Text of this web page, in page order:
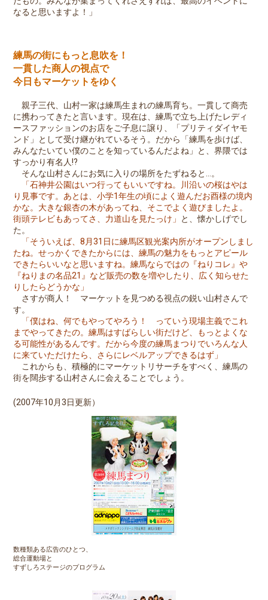
なると思いますよ！」
練馬の街にもっと息吹を！
一貫した商人の視点で
今日もマーケットをゆく
親子三代、山村一家は練馬生まれの練馬育ち。一貫して商売
に携わってきたと言います。現在は、練馬で立ち上げたレディ
ースファッションのお店をご子息に譲り、「プリティダイヤモ
ンド」として受け継がれているそう。だから「練馬を歩けば、
みんなたいてい僕のことを知っているんだよね」と、界隈では
すっかり有名人!?
そんな山村さんにお気に入りの場所をたずねると…。
「石神井公園はいつ行ってもいいですね。川沿いの桜はやは
り見事です。あとは、小学1年生の頃によく遊んだお酉様の境内
かな。大きな銀杏の木があってね、そこでよく遊びましたよ。
街頭テレビもあってさ、力道山を見たっけ」 と、懐かしげでし
た。
「そういえば、8月31日に練馬区観光案内所がオープンしまし
たね。せっかくできたからには、練馬の魅力をもっとアピール
できたらいいなと思いますね。練馬ならではの『ねりコレ』や
『ねりまの名品21』など販売の数を増やしたり、広く知らせた
りしたらどうかな」
さすが商人！ マーケットを見つめる視点の鋭い山村さんで
す。
「僕はね、何でもやってやろう！ っていう現場主義でこれ
までやってきたの。練馬はすばらしい街だけど、もっとよくな
る可能性があるんです。だから今度の練馬まつりでいろんな人
に来ていただけたら、さらにレベルアップできるはず」
これからも、積極的にマーケットリサーチをすべく、練馬の
街を闊歩する山村さんに会えることでしょう。
(2007年10月3日更新）
数種類ある広告のひとつ、
総合運動場と
すずしろステージのプログラム